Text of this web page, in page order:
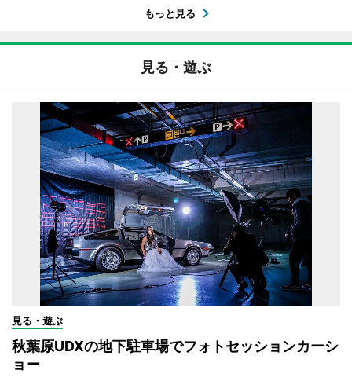
もっと見る
見る・遊ぶ
見る・遊ぶ
秋葉原UDXの地下駐車場でフォトセッションカーシ
ョー